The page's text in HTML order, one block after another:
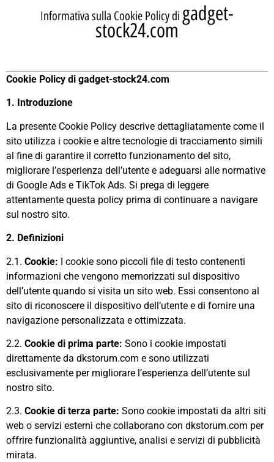
Informativa sulla Cookie Policy di gadget-
stock24.com
Cookie Policy di gadget-stock24.com
1. Introduzione
La presente Cookie Policy descrive dettagliatamente come il
sito utilizza i cookie e altre tecnologie di tracciamento simili
al fine di garantire il corretto funzionamento del sito,
migliorare l’esperienza dell’utente e adeguarsi alle normative
di Google Ads e TikTok Ads. Si prega di leggere
attentamente questa policy prima di continuare a navigare
sul nostro sito.
2. Definizioni
2.1. Cookie: I cookie sono piccoli file di testo contenenti
informazioni che vengono memorizzati sul dispositivo
dell’utente quando si visita un sito web. Essi consentono al
sito di riconoscere il dispositivo dell’utente e di fornire una
navigazione personalizzata e ottimizzata.
2.2. Cookie di prima parte: Sono i cookie impostati
direttamente da dkstorum.com e sono utilizzati
esclusivamente per migliorare l’esperienza dell’utente sul
nostro sito.
2.3. Cookie di terza parte: Sono cookie impostati da altri siti
web o servizi esterni che collaborano con dkstorum.com per
offrire funzionalità aggiuntive, analisi e servizi di pubblicità
mirata.